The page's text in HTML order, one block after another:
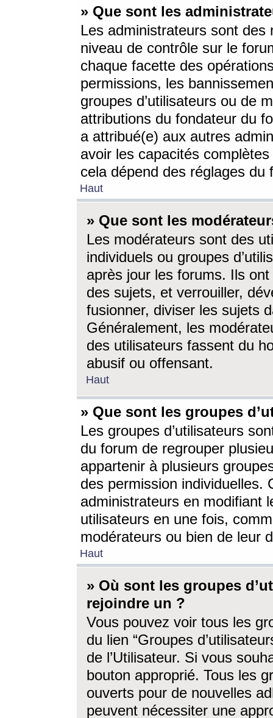
» Que sont les
Les administrateurs sont
niveau de contrôle sur le
chaque facette des
permissions, les
groupes d’utilisateurs ou de
attributions du fondateur du
a attribué(e) aux autres
avoir les capacités
cela dépend des réglages du
Haut
» Que sont les
Les modérateurs sont des
individuels ou groupes
après jour les forums. Ils ont
des sujets, et verrouiller,
fusionner, diviser les sujets
Généralement, les
des utilisateurs fassent du
abusif ou offensant.
Haut
» Que sont les groupes
Les groupes d’utilisateurs
du forum de regrouper
appartenir à plusieurs
des permission individuelles.
administrateurs en modifiant
utilisateurs en une fois,
modérateurs ou bien de leur
Haut
» Où sont les groupes
rejoindre un ?
Vous pouvez voir tous les
du lien “Groupes
de l’Utilisateur. Si vous
bouton approprié. Tous les
ouverts pour de nouvelles
peuvent nécessiter une